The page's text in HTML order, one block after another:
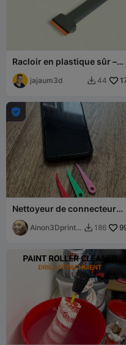
Racloir en plastique sûr –
Outil de changement de
lame facile + Support
jajaum3d  44

Nettoyeur de connecteur
de téléphone, iPhone,
Samsung
Ainon3Dprint
 186